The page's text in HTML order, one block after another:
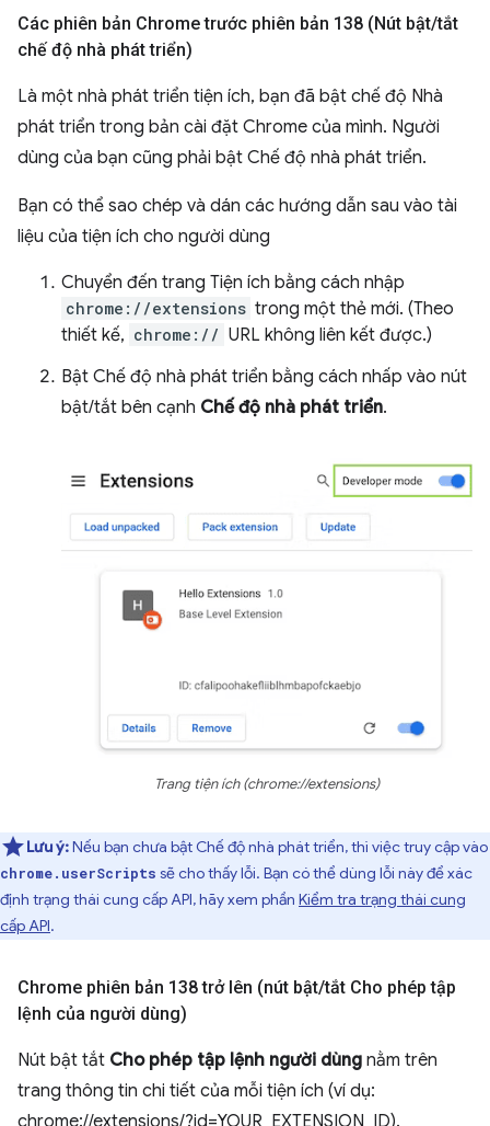
Các phiên bản Chrome trước phiên bản 138 (Nút bật/tắt
chế độ nhà phát triển)
Là một nhà phát triển tiện ích, bạn đã bật chế độ Nhà
phát triển trong bản cài đặt Chrome của mình. Người
dùng của bạn cũng phải bật Chế độ nhà phát triển.
Bạn có thể sao chép và dán các hướng dẫn sau vào tài
liệu của tiện ích cho người dùng
Chuyển đến trang Tiện ích bằng cách nhập
chrome://extensions trong một thẻ mới. (Theo
thiết kế, chrome:// URL không liên kết được.)
Bật Chế độ nhà phát triển bằng cách nhấp vào nút
bật/tắt bên cạnh Chế độ nhà phát triển.
Trang tiện ích (chrome://extensions)
Lưu ý:Nếu bạn chưa bật Chế độ nhà phát triển, thì việc truy cập vào
chrome.userScripts sẽ cho thấy lỗi. Bạn có thể dùng lỗi này để xác
định trạng thái cung cấp API, hãy xem phần Kiểm tra trạng thái cung
cấp API.
Chrome phiên bản 138 trở lên (nút bật/tắt Cho phép tập
lệnh của người dùng)
Nút bật tắt Cho phép tập lệnh người dùng nằm trên
trang thông tin chi tiết của mỗi tiện ích (ví dụ: